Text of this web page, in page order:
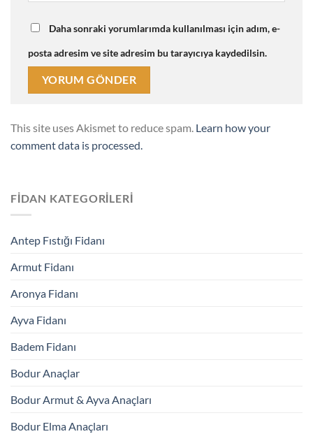
Daha sonraki yorumlarımda kullanılması için adım, e-
posta adresim ve site adresim bu tarayıcıya kaydedilsin.
This site uses Akismet to reduce spam. Learn how your
comment data is processed.
FIDAN KATEGORILERI
Antep Fıstığı Fidanı
Armut Fidanı
Aronya Fidanı
Ayva Fidanı
Badem Fidanı
Bodur Anaçlar
Bodur Armut & Ayva Anaçları
Bodur Elma Anaçları